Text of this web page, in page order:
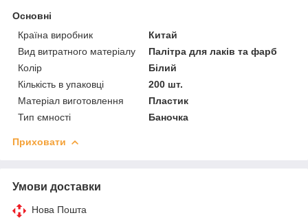
Основні
Країна виробник
Китай
Вид витратного матеріалу
Палітра для лаків та фарб
Колір
Білий
Кількість в упаковці
200 шт.
Матеріал виготовлення
Пластик
Тип ємності
Баночка
Приховати
Умови доставки
Нова Пошта